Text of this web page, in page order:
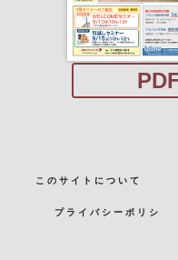
このサイトについて
プライバシーポリシ